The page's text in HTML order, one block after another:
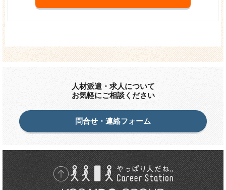
人材派遣・求人について
お気軽にご相談ください
問合せ・連絡フォーム
先頭に戻る